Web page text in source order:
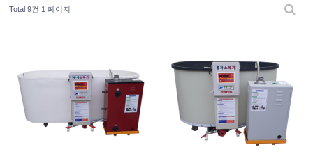
Total 9건 1 페이지